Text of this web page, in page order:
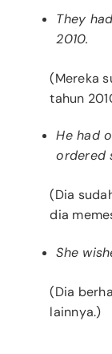
They
2010.
(Mereka
tahun
He had
ordered
(Dia
dia
She
(Dia
lainnya.)